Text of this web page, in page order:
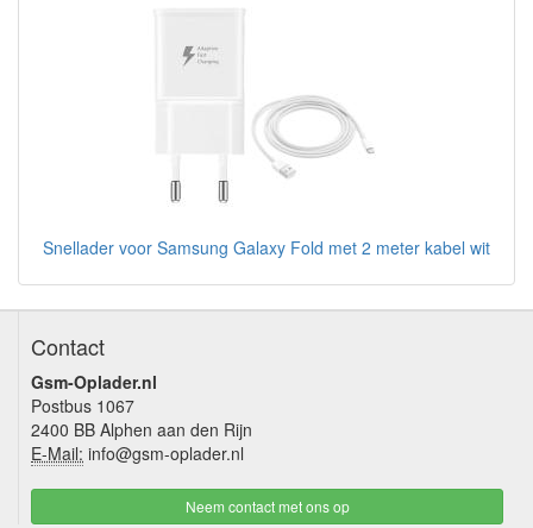
Snellader voor Samsung Galaxy Fold met 2 meter kabel wit
Contact
Gsm-Oplader.nl
Postbus 1067
2400 BB Alphen aan den Rijn
E-Mail: info@gsm-oplader.nl
Neem contact met ons op